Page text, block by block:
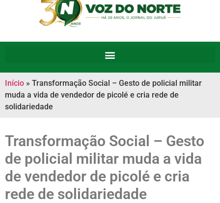
Início » Transformação Social – Gesto de policial militar
muda a vida de vendedor de picolé e cria rede de
solidariedade
Transformação Social – Gesto
de policial militar muda a vida
de vendedor de picolé e cria
rede de solidariedade